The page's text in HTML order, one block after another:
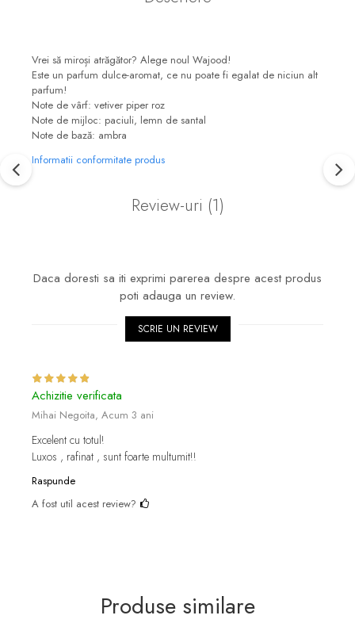
Vrei să miroși atrăgător? Alege noul Wajood!
Este un parfum dulce-aromat, ce nu poate fi egalat de niciun alt
parfum!
Note de vârf: vetiver piper roz
Note de mijloc: paciuli, lemn de santal
Note de bază: ambra
Informatii conformitate produs
Review-uri (1)
Daca doresti sa iti exprimi parerea despre acest produs
poti adauga un review.
SCRIE UN REVIEW
Achizitie verificata
Mihai Negoita, Acum 3 ani
Excelent cu totul!
Luxos , rafinat , sunt foarte multumit!!
Raspunde
A fost util acest review?
Produse similare